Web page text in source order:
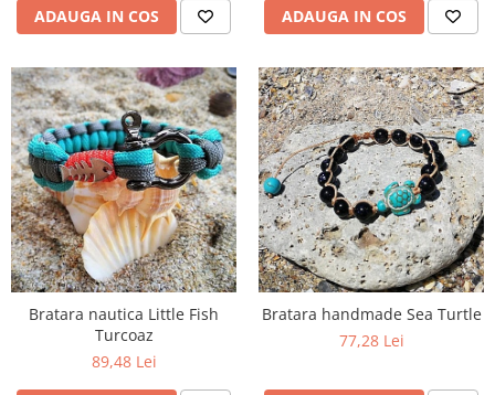
ADAUGA IN COS ADAUGA IN COS
Bratara nautica Little Fish
Turcoaz
89,48 Lei
Bratara handmade Sea Turtle
77,28 Lei